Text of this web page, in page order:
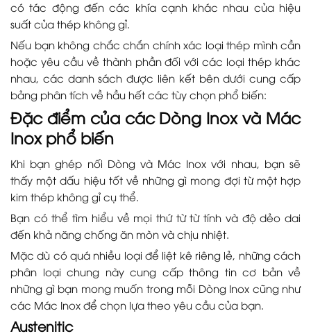
có tác động đến các khía cạnh khác nhau của hiệu
suất của thép không gỉ.
Nếu bạn không chắc chắn chính xác loại thép mình cần
hoặc yêu cầu về thành phần đối với các loại thép khác
nhau, các danh sách được liên kết bên dưới cung cấp
bảng phân tích về hầu hết các tùy chọn phổ biến:
Đặc điểm của các Dòng Inox và Mác
Inox phổ biến
Khi bạn ghép nối Dòng và Mác Inox với nhau, bạn sẽ
thấy một dấu hiệu tốt về những gì mong đợi từ một hợp
kim thép không gỉ cụ thể.
Bạn có thể tìm hiểu về mọi thứ từ từ tính và độ dẻo dai
đến khả năng chống ăn mòn và chịu nhiệt.
Mặc dù có quá nhiều loại để liệt kê riêng lẻ, những cách
phân loại chung này cung cấp thông tin cơ bản về
những gì bạn mong muốn trong mỗi Dòng Inox cũng như
các Mác Inox để chọn lựa theo yêu cầu của bạn.
Austenitic